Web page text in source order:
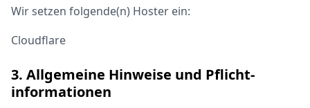
Wir setzen folgende(n) Hoster ein:
Cloudflare
3. Allgemeine Hinweise und Pflicht­
informationen